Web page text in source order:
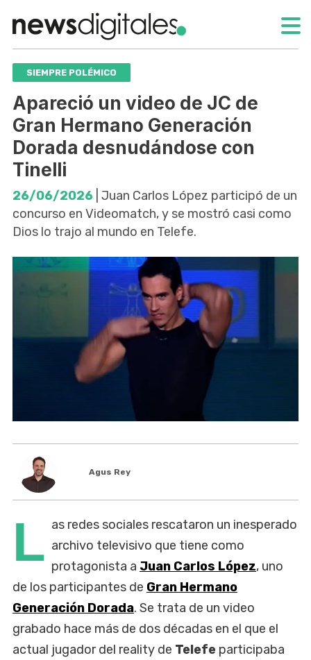
SIEMPRE POLÉMICO
Apareció un video de JC de
Gran Hermano Generación
Dorada desnudándose con
Tinelli
26/06/2026 | Juan Carlos López participó de un
concurso en Videomatch, y se mostró casi como
Dios lo trajo al mundo en Telefe.
Agus Rey
L as redes sociales rescataron un inesperado
archivo televisivo que tiene como
protagonista a Juan Carlos López, uno
de los participantes de Gran Hermano
Generación Dorada. Se trata de un video
grabado hace más de dos décadas en el que el
actual jugador del reality de Telefe participaba